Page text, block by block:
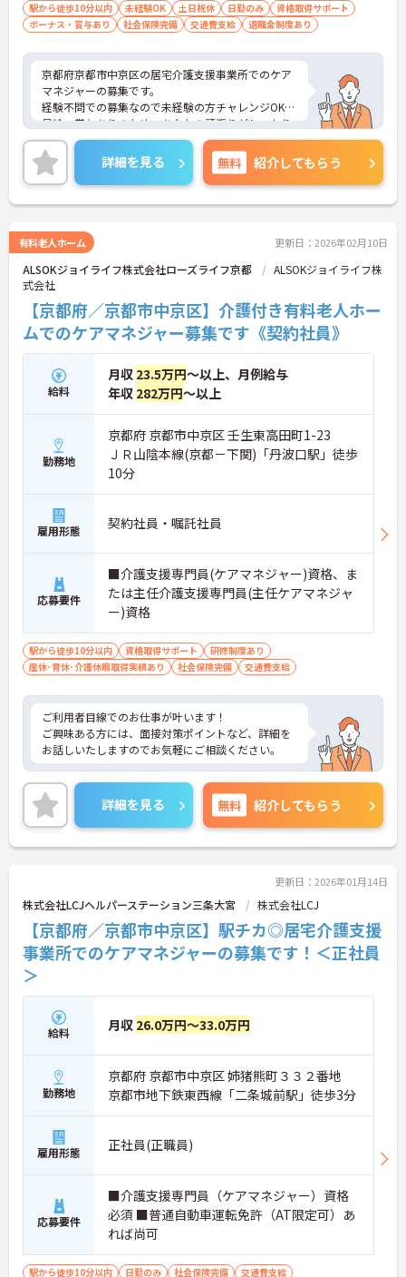
駅から徒歩10分以内 未経験OK 土日祝休 日勤のみ
資格取得サポート
ボーナス・賞与あり
社会保険完備 交通費支給 退職金制度あり
京都府京都市中京区の居宅介護支援事業所でのケア
マネジャーの募集です。
経験不問での募集なので未経験の方チャレンジOK！
昇給・賞与ありのため、あなたの頑張りがしっかり
評価されます。
ご興味のある方は、面接のポイントをお伝えします
のでお気軽にお問い合せください。
詳細を見る 無料 紹介してもらう
有料老人ホーム 更新日：2026年02月10日
ALSOKジョイライフ株式会社ローズライフ京都
ALSOKジョイライフ株
式会社
【京都府／京都市中京区】介護付き有料老人ホー
ムでのケアマネジャー募集です《契約社員》
給料
月収 23.5万円～以上、月例給与
年収 282万円～以上
勤務地
京都府 京都市中京区 壬生東高田町1-23
ＪＲ山陰本線(京都－下関)「丹波口駅」徒歩
10分
雇用形態 契約社員・嘱託社員
応募要件
■介護支援専門員(ケアマネジャー)資格、ま
たは主任介護支援専門員(主任ケアマネジャ
ー)資格
駅から徒歩10分以内 資格取得サポート
研修制度あり
産休･育休･介護休暇取得実績あり
社会保険完備 交通費支給
ご利用者目線でのお仕事が叶います！
ご興味ある方には、面接対策ポイントなど、詳細を
お話しいたしますのでお気軽にご相談ください。
詳細を見る 無料 紹介してもらう
更新日：2026年01月14日
株式会社LCJヘルパーステーション三条大宮 株式会社LCJ
【京都府／京都市中京区】駅チカ◎居宅介護支援
事業所でのケアマネジャーの募集です！＜正社員
＞
給料 月収 26.0万円～33.0万円
勤務地
京都府 京都市中京区 姉猪熊町３３２番地
京都市地下鉄東西線「二条城前駅」徒歩3分
雇用形態 正社員(正職員)
応募要件
■介護支援専門員（ケアマネジャー）資格
必須 ■普通自動車運転免許（AT限定可）あ
れば尚可
駅から徒歩10分以内 日勤のみ 社会保険完備 交通費支給